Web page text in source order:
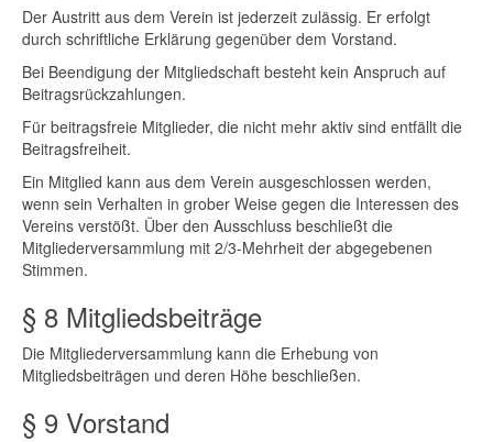
Der Austritt aus dem Verein ist jederzeit zulässig. Er erfolgt
durch schriftliche Erklärung gegenüber dem Vorstand.
Bei Beendigung der Mitgliedschaft besteht kein Anspruch auf
Beitragsrückzahlungen.
Für beitragsfreie Mitglieder, die nicht mehr aktiv sind entfällt die
Beitragsfreiheit.
Ein Mitglied kann aus dem Verein ausgeschlossen werden,
wenn sein Verhalten in grober Weise gegen die Interessen des
Vereins verstößt. Über den Ausschluss beschließt die
Mitgliederversammlung mit 2/3-Mehrheit der abgegebenen
Stimmen.
§ 8 Mitgliedsbeiträge
Die Mitgliederversammlung kann die Erhebung von
Mitgliedsbeiträgen und deren Höhe beschließen.
§ 9 Vorstand